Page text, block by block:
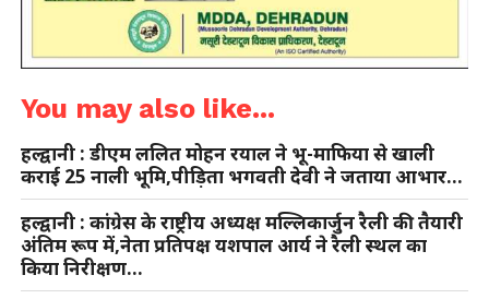
You may also like...
हल्द्वानी : डीएम ललित मोहन रयाल ने भू-माफिया से खाली
कराई 25 नाली भूमि,पीड़िता भगवती देवी ने जताया आभार…
हल्द्वानी : कांग्रेस के राष्ट्रीय अध्यक्ष मल्लिकार्जुन रैली की तैयारी
अंतिम रूप में,नेता प्रतिपक्ष यशपाल आर्य ने रैली स्थल का
किया निरीक्षण…